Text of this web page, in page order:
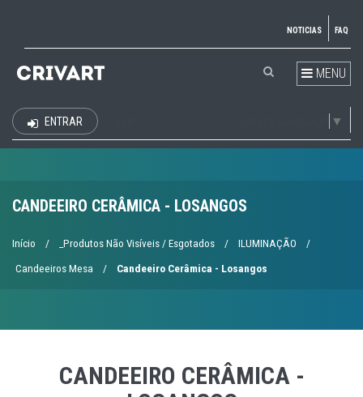
NOTICIAS FAQ
MENU
▼
ENTRAR
CANDEEIRO CERÂMICA - LOSANGOS
Início / _Produtos Não Visíveis / Esgotados / ILUMINAÇÃO /
Candeeiros Mesa / Candeeiro Cerâmica - Losangos
CANDEEIRO CERÂMICA -